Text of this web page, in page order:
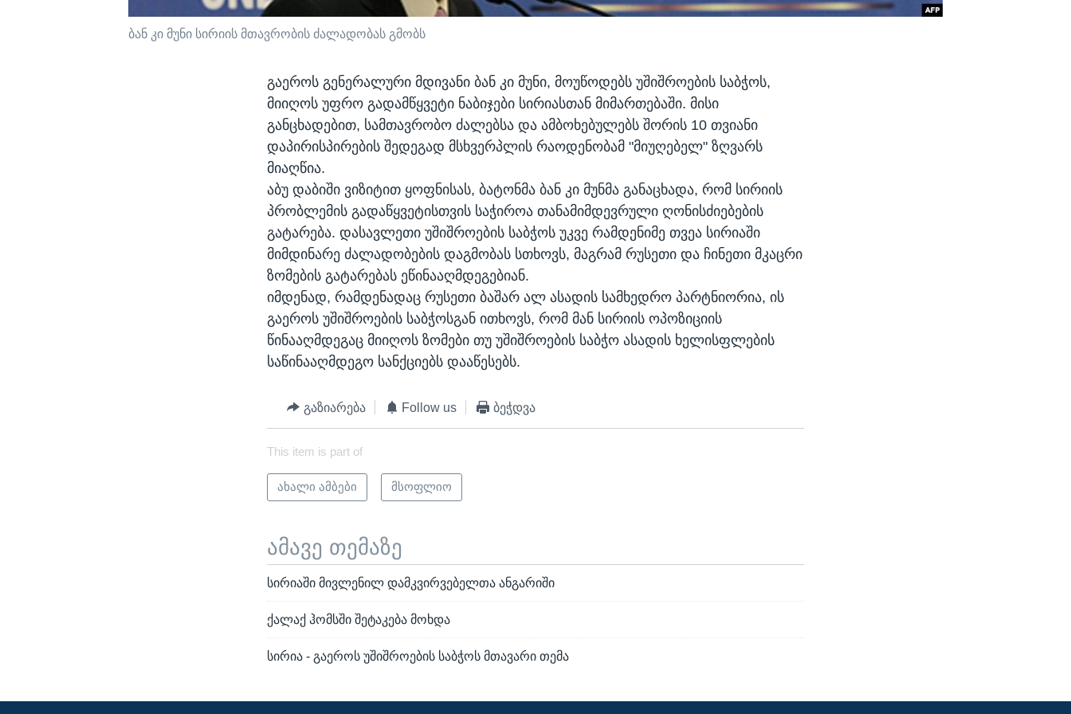
ბან კი მუნი სირიის მთავრობის ძალადობას გმობს
გაეროს გენერალური მდივანი ბან კი მუნი, მოუწოდებს უშიშროების საბჭოს,
მიიღოს უფრო გადამწყვეტი ნაბიჯები სირიასთან მიმართებაში. მისი
განცხადებით, სამთავრობო ძალებსა და ამბოხებულებს შორის 10 თვიანი
დაპირისპირების შედეგად მსხვერპლის რაოდენობამ "მიუღებელ" ზღვარს
მიაღწია.
აბუ დაბიში ვიზიტით ყოფნისას, ბატონმა ბან კი მუნმა განაცხადა, რომ სირიის
პრობლემის გადაწყვეტისთვის საჭიროა თანამიმდევრული ღონისძიებების
გატარება. დასავლეთი უშიშროების საბჭოს უკვე რამდენიმე თვეა სირიაში
მიმდინარე ძალადობების დაგმობას სთხოვს, მაგრამ რუსეთი და ჩინეთი მკაცრი
ზომების გატარებას ეწინააღმდეგებიან.
იმდენად, რამდენადაც რუსეთი ბაშარ ალ ასადის სამხედრო პარტნიორია, ის
გაეროს უშიშროების საბჭოსგან ითხოვს, რომ მან სირიის ოპოზიციის
წინააღმდეგაც მიიღოს ზომები თუ უშიშროების საბჭო ასადის ხელისფლების
საწინააღმდეგო სანქციებს დააწესებს.
გაზიარება Follow us ბეჭდვა
This item is part of
ახალი ამბები მსოფლიო
ამავე თემაზე
სირიაში მივლენილ დამკვირვებელთა ანგარიში
ქალაქ ჰომსში შეტაკება მოხდა
სირია - გაეროს უშიშროების საბჭოს მთავარი თემა